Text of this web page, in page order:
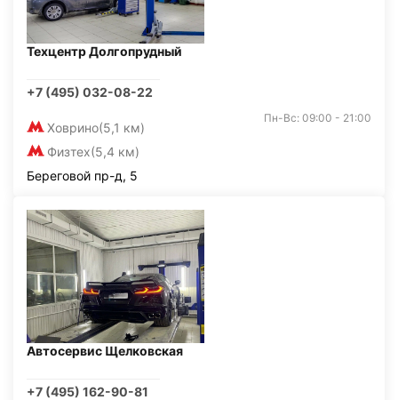
Техцентр Долгопрудный
+7 (495) 032-08-22
Ховрино(5,1 км)
Физтех(5,4 км)
Пн-Вс: 09:00 - 21:00
Береговой пр-д, 5
Автосервис Щелковская
+7 (495) 162-90-81